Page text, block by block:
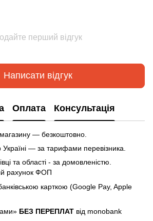
перший відгук
Написати відгук
Оплата Консультація
— безкоштовно.
— за тарифами перевізника.
та області - за домовленістю.
рахунок ФОП
карткою (Google Pay, Apple
БЕЗ ПЕРЕПЛАТ від monobank